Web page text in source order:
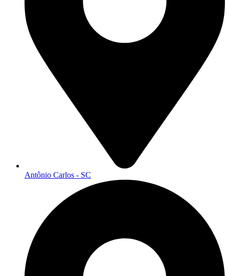
Antônio Carlos - SC